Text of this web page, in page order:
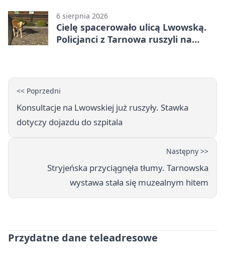
6 sierpnia 2026
Cielę spacerowało ulicą Lwowską.
Policjanci z Tarnowa ruszyli na
<< Poprzedni
Konsultacje na Lwowskiej już ruszyły. Stawka
dotyczy dojazdu do szpitala
Następny >>
Stryjeńska przyciągnęła tłumy. Tarnowska
wystawa stała się muzealnym hitem
Przydatne dane teleadresowe